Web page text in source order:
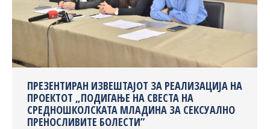
ПРЕЗЕНТИРАН ИЗВЕШТАЈОТ ЗА РЕАЛИЗАЦИЈА НА
ПРОЕКТОТ „ПОДИГАЊЕ НА СВЕСТА НА
СРЕДНОШКОЛСКАТА МЛАДИНА ЗА СЕКСУАЛНО
ПРЕНОСЛИВИТЕ БОЛЕСТИ”